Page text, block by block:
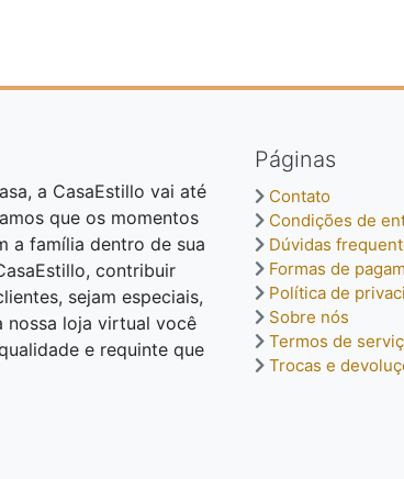
Páginas
Contato
Condições de
Dúvidas
Formas de
Política de
Sobre nós
Termos de
Trocas e
a CasaEstillo vai até
que os momentos
a família dentro de sua
contribuir
sejam especiais,
nossa loja virtual você
e requinte que